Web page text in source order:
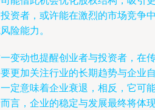
资者，或许能在激烈的市场竞争
险能力。
变动也提醒创业者与投资者，在
更加关注行业的长期趋势与企业
定意味着企业衰退，相反，它可
言，企业的稳定与发展最终将体